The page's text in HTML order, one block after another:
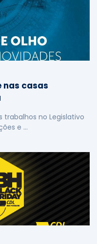
nas casas
trabalhos no Legislativo
e …